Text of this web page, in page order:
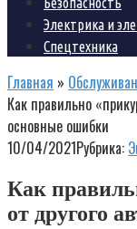
Электрика и
Спецтехника
Главная »
Как правильно
основные ошибки
10/04/2021Рубрика:
Как
от другого